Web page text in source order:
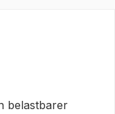
belastbarer